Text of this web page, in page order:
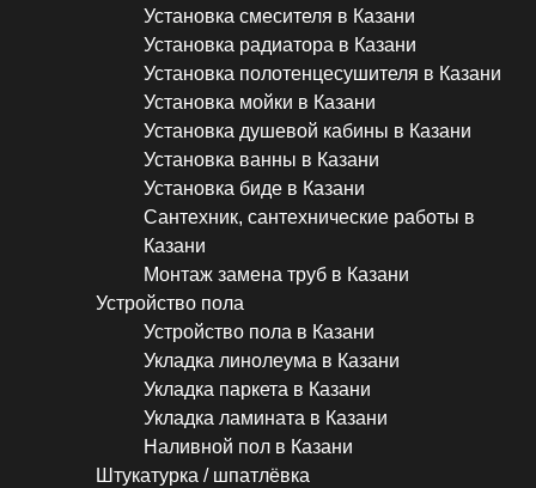
Установка смесителя в Казани
Установка радиатора в Казани
Установка полотенцесушителя в Казани
Установка мойки в Казани
Установка душевой кабины в Казани
Установка ванны в Казани
Установка биде в Казани
Сантехник, сантехнические работы в
Казани
Монтаж замена труб в Казани
Устройство пола
Устройство пола в Казани
Укладка линолеума в Казани
Укладка паркета в Казани
Укладка ламината в Казани
Наливной пол в Казани
Штукатурка / шпатлёвка